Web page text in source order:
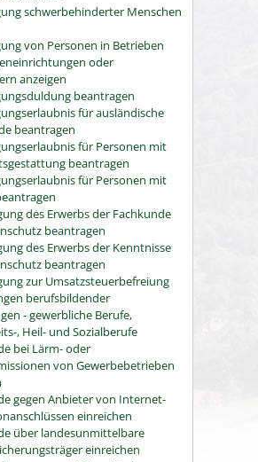
schwerbehinderter Menschen
von Personen in Betrieben
oder
anzeigen
beantragen
für ausländische
beantragen
für Personen mit
beantragen
für Personen mit
des Erwerbs der Fachkunde
beantragen
des Erwerbs der Kenntnisse
beantragen
zur Umsatzsteuerbefreiung
berufsbildender
- gewerbliche Berufe,
, Heil- und Sozialberufe
bei Lärm- oder
von Gewerbebetrieben
gegen Anbieter von Internet-
einreichen
über landesunmittelbare
einreichen